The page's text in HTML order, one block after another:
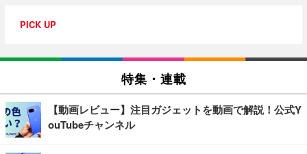
PICK UP
特集・連載
【動画レビュー】注目ガジェットを動画で解説！公式Y
ouTubeチャンネル